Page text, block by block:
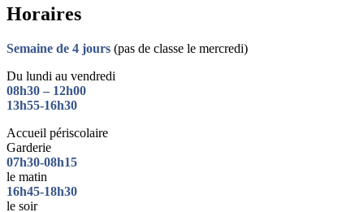
Horaires
Semaine de 4 jours (pas de classe le mercredi)
Du lundi au vendredi
08h30 – 12h00
13h55-16h30
Accueil périscolaire
Garderie
07h30-08h15
le matin
16h45-18h30
le soir